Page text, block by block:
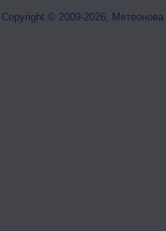
Copyright © 2009-2026, Метеонова